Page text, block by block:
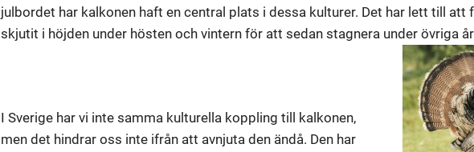
julbordet har kalkonen haft en central plats i dessa kulturer. Det har lett till att
skjutit i höjden under hösten och vintern för att sedan stagnera under övriga
I Sverige har vi inte samma kulturella koppling till kalkonen,
men det hindrar oss inte ifrån att avnjuta den ändå. Den har